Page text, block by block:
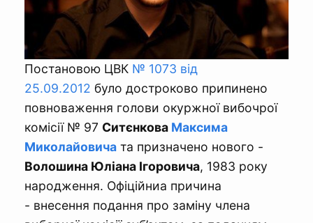
Постановою ЦВК № 1073 від
25.09.2012 було достроково припинено
повноваження голови окуржної вибочрої
комісії № 97 Ситєнкова Максима
Миколайовича та призначено нового -
Волошина Юліана Ігоровича, 1983 року
народження. Офіційниа причина
- внесення подання про заміну члена